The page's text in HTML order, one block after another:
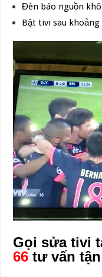
Đèn báo nguồn
Bật tivi sau
Gọi sửa tivi
66 tư vấn